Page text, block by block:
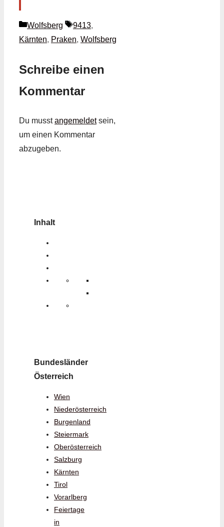
Kategorien
Wolfsberg Schlagwörter
9413,
Kärnten, Praken, Wolfsberg
Schreibe einen
Kommentar
Du musstangemeldetsein,
um einen Kommentar
abzugeben.
Inhalt
Bundesländer
Österreich
Wien
Niederösterreich
Burgenland
Steiermark
Oberösterreich
Salzburg
Kärnten
Tirol
Vorarlberg
Feiertage
in